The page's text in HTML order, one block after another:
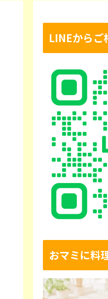
LINEから
おマミに料